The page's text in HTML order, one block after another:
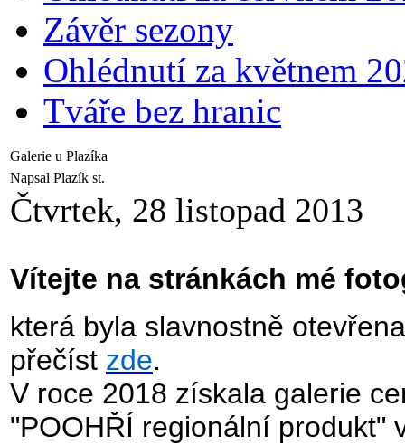
Závěr sezony
Ohlédnutí za květnem
Tváře bez hranic
Galerie u Plazíka
Napsal Plazík st.
Čtvrtek, 28 listopad 2013
Vítejte na stránkách mé
která byla slavnostně
přečíst zde.
V roce 2018 získala galerie
"POOHŘÍ regionální produkt"